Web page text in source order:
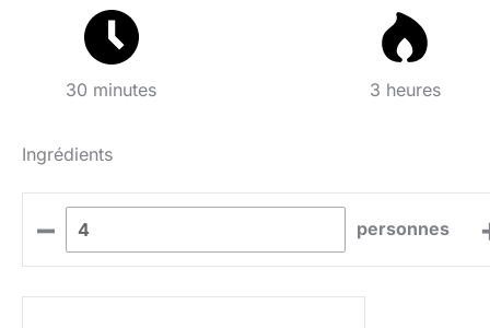
30 minutes 3 heures
Ingrédients
– personnes